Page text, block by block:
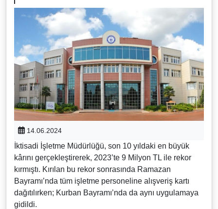
14.06.2024
İktisadi İşletme Müdürlüğü, son 10 yıldaki en büyük
kârını gerçekleştirerek, 2023’te 9 Milyon TL ile rekor
kırmıştı. Kırılan bu rekor sonrasında Ramazan
Bayramı’nda tüm işletme personeline alışveriş kartı
dağıtılırken; Kurban Bayramı’nda da aynı uygulamaya
gidildi.